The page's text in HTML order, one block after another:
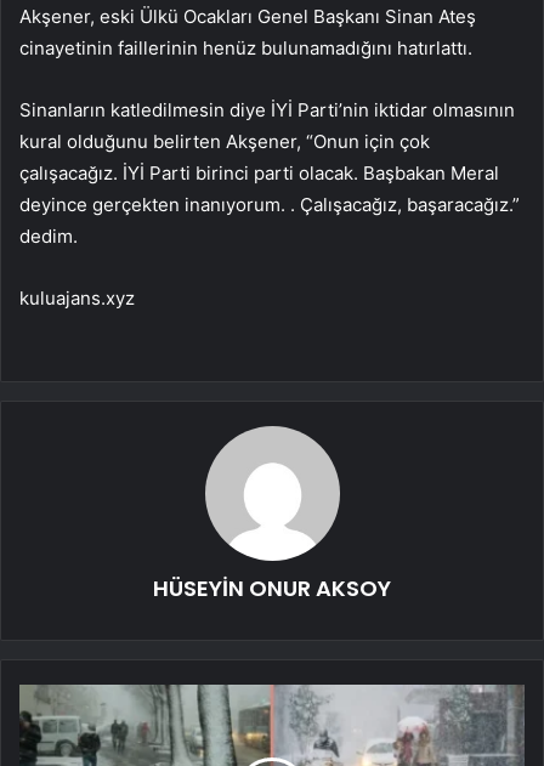
Akşener, eski Ülkü Ocakları Genel Başkanı Sinan Ateş
cinayetinin faillerinin henüz bulunamadığını hatırlattı.
Sinanların katledilmesin diye İYİ Parti’nin iktidar olmasının
kural olduğunu belirten Akşener, “Onun için çok
çalışacağız. İYİ Parti birinci parti olacak. Başbakan Meral
deyince gerçekten inanıyorum. . Çalışacağız, başaracağız.”
dedim.
kuluajans.xyz
HÜSEYİN ONUR AKSOY